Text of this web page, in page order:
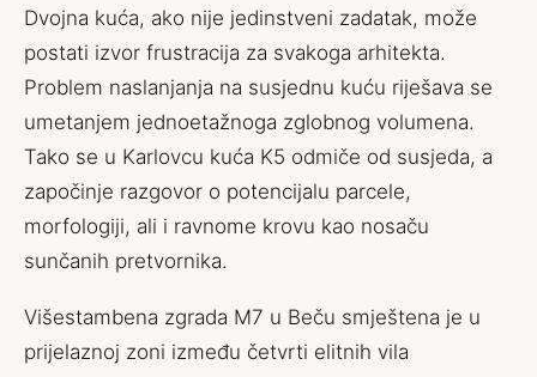
Dvojna kuća, ako nije jedinstveni zadatak, može
postati izvor frustracija za svakoga arhitekta.
Problem naslanjanja na susjednu kuću riješava se
umetanjem jednoetažnoga zglobnog volumena.
Tako se u Karlovcu kuća K5 odmiče od susjeda, a
započinje razgovor o potencijalu parcele,
morfologiji, ali i ravnome krovu kao nosaču
sunčanih pretvornika.
Višestambena zgrada M7 u Beču smještena je u
prijelaznoj zoni između četvrti elitnih vila